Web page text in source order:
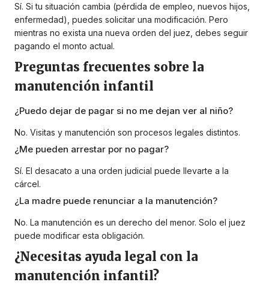
Sí. Si tu situación cambia (pérdida de empleo, nuevos hijos,
enfermedad), puedes solicitar una modificación. Pero
mientras no exista una nueva orden del juez, debes seguir
pagando el monto actual.
Preguntas frecuentes sobre la
manutención infantil
¿Puedo dejar de pagar si no me dejan ver al niño?
No. Visitas y manutención son procesos legales distintos.
¿Me pueden arrestar por no pagar?
Sí. El desacato a una orden judicial puede llevarte a la
cárcel.
¿La madre puede renunciar a la manutención?
No. La manutención es un derecho del menor. Solo el juez
puede modificar esta obligación.
¿Necesitas ayuda legal con la
manutención infantil?